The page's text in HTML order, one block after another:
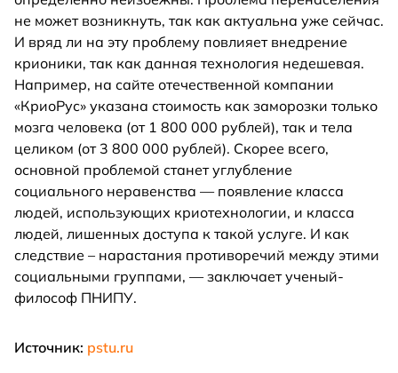
не может возникнуть, так как актуальна уже сейчас.
И вряд ли на эту проблему повлияет внедрение
крионики, так как данная технология недешевая.
Например, на сайте отечественной компании
«КриоРус» указана стоимость как заморозки только
мозга человека (от 1 800 000 рублей), так и тела
целиком (от 3 800 000 рублей). Скорее всего,
основной проблемой станет углубление
социального неравенства — появление класса
людей, использующих криотехнологии, и класса
людей, лишенных доступа к такой услуге. И как
следствие – нарастания противоречий между этими
социальными группами, — заключает ученый-
философ ПНИПУ.
Источник: pstu.ru